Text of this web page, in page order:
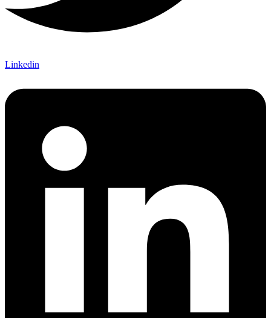
Linkedin